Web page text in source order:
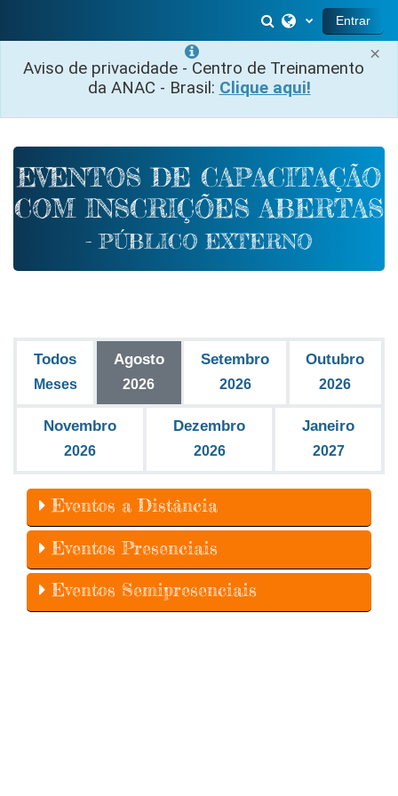
×
Aviso de privacidade - Centro de Treinamento
da ANAC - Brasil: Clique aqui!
AlternarEntrar
EVENTOS DE CAPACITAÇÃO
COM INSCRIÇÕES ABERTAS
- PÚBLICO EXTERNO
Todos
Meses
Agosto
2026
Setembro
2026
Outubro
2026
Novembro
2026
Dezembro
2026
Janeiro
2027
Eventos a Distância
Eventos Presenciais
Eventos Semipresenciais